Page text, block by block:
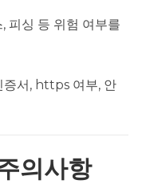
, 피싱 등 위험 여부를
증서, https 여부, 안
의사항